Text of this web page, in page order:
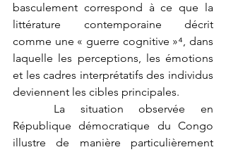
basculement correspond à ce que la
littérature contemporaine décrit
comme une « guerre cognitive »⁴, dans
laquelle les perceptions, les émotions
et les cadres interprétatifs des individus
deviennent les cibles principales.
République démocratique du Congo
illustre de manière particulièrement